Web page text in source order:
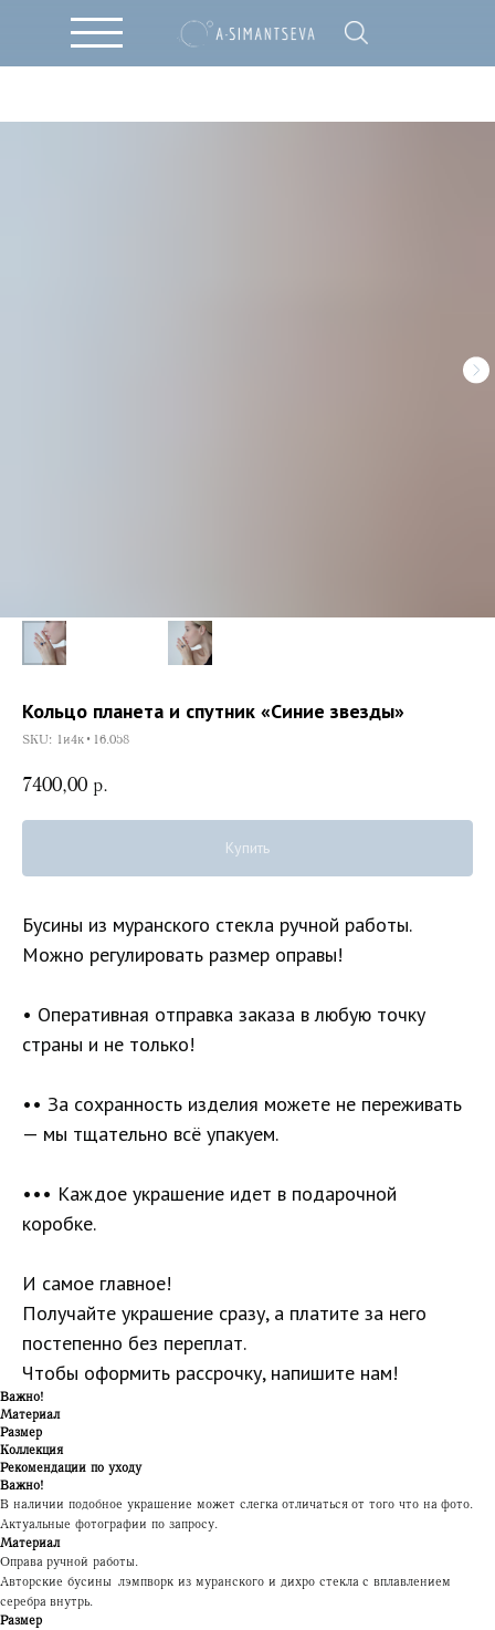
Кольцо планета и спутник «Синие звезды»
SKU: 1и4к•16.058
7400,00 р.
Купить
Бусины из муранского стекла ручной работы.
Можно регулировать размер оправы!
• Оперативная отправка заказа в любую точку
страны и не только!
•• За сохранность изделия можете не переживать
— мы тщательно всё упакуем.
••• Каждое украшение идет в подарочной
коробке.
И самое главное!
Получайте украшение сразу, а платите за него
постепенно без переплат.
Чтобы оформить рассрочку, напишите нам!
Важно!
Материал
Размер
Коллекция
Рекомендации по уходу
Важно!
В наличии подобное украшение может слегка отличаться от того что на фото.
Актуальные фотографии по запросу.
Материал
Оправа ручной работы.
Авторские бусины лэмпворк из муранского и дихро стекла с вплавлением
серебра внутрь.
Размер